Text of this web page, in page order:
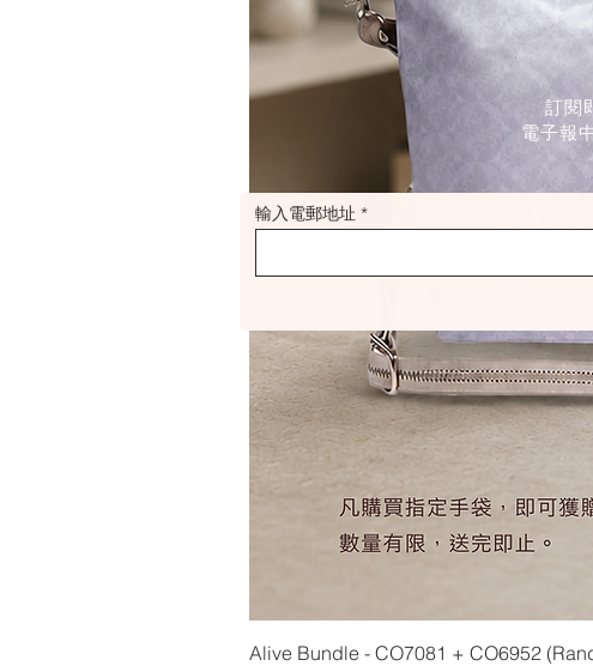
Alive Bundle - CO7081 + CO6952
訂閱
電子報
輸入電郵地址